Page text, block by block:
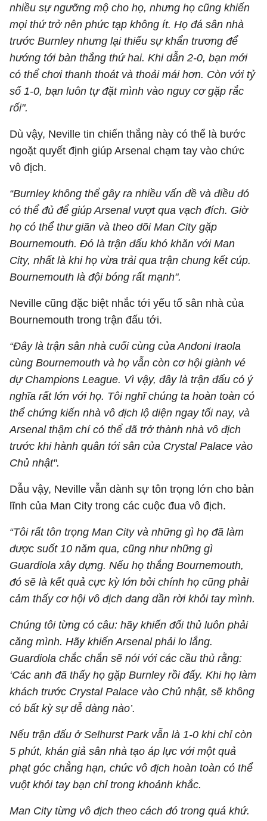
nhiều sự ngưỡng mộ cho họ, nhưng họ cũng khiến
mọi thứ trở nên phức tạp không ít. Họ đá sân nhà
trước Burnley nhưng lại thiếu sự khẩn trương để
hướng tới bàn thắng thứ hai. Khi dẫn 2-0, bạn mới
có thể chơi thanh thoát và thoải mái hơn. Còn với tỷ
số 1-0, bạn luôn tự đặt mình vào nguy cơ gặp rắc
rối".
Dù vậy, Neville tin chiến thắng này có thể là bước
ngoặt quyết định giúp Arsenal chạm tay vào chức
vô địch.
“Burnley không thể gây ra nhiều vấn đề và điều đó
có thể đủ để giúp Arsenal vượt qua vạch đích. Giờ
họ có thể thư giãn và theo dõi Man City gặp
Bournemouth. Đó là trận đấu khó khăn với Man
City, nhất là khi họ vừa trải qua trận chung kết cúp.
Bournemouth là đội bóng rất mạnh".
Neville cũng đặc biệt nhắc tới yếu tố sân nhà của
Bournemouth trong trận đấu tới.
“Đây là trận sân nhà cuối cùng củaAndoni Iraola
cùng Bournemouth và họ vẫn còn cơ hội giành vé
dự Champions League. Vì vậy, đây là trận đấu có ý
nghĩa rất lớn với họ. Tôi nghĩ chúng ta hoàn toàn có
thể chứng kiến nhà vô địch lộ diện ngay tối nay, và
Arsenal thậm chí có thể đã trở thành nhà vô địch
trước khi hành quân tới sân của Crystal Palace vào
Chủ nhật".
Dẫu vậy, Neville vẫn dành sự tôn trọng lớn cho bản
lĩnh của Man City trong các cuộc đua vô địch.
“Tôi rất tôn trọng Man City và những gì họ đã làm
được suốt 10 năm qua, cũng như những gì
Guardiola xây dựng. Nếu họ thắng Bournemouth,
đó sẽ là kết quả cực kỳ lớn bởi chính họ cũng phải
cảm thấy cơ hội vô địch đang dần rời khỏi tay mình.
Chúng tôi từng có câu: hãy khiến đối thủ luôn phải
căng mình. Hãy khiến Arsenal phải lo lắng.
Guardiola chắc chắn sẽ nói với các cầu thủ rằng:
‘Các anh đã thấy họ gặp Burnley rồi đấy. Khi họ làm
khách trước Crystal Palace vào Chủ nhật, sẽ không
có bất kỳ sự dễ dàng nào’.
Nếu trận đấu ở Selhurst Park vẫn là 1-0 khi chỉ còn
5 phút, khán giả sân nhà tạo áp lực với một quả
phạt góc chẳng hạn, chức vô địch hoàn toàn có thể
vuột khỏi tay bạn chỉ trong khoảnh khắc.
Man City từng vô địch theo cách đó trong quá khứ.